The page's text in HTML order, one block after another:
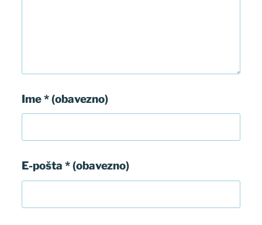
Ime* (obavezno)
E-pošta* (obavezno)